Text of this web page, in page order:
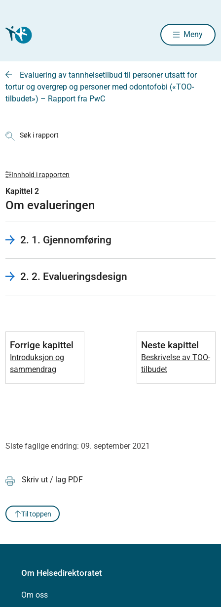
Meny
Evaluering av tannhelsetilbud til personer utsatt for
tortur og overgrep og personer med odontofobi («TOO-
tilbudet») – Rapport fra PwC
Søk i rapport
Innhold i rapporten
Kapittel 2
Om evalueringen
2. 1. Gjennomføring
2. 2. Evalueringsdesign
Forrige kapittel
Introduksjon og
sammendrag
Neste kapittel
Beskrivelse av TOO-
tilbudet
Siste faglige endring: 09. september 2021
Skriv ut / lag PDF
Til toppen
Om Helsedirektoratet
Om oss